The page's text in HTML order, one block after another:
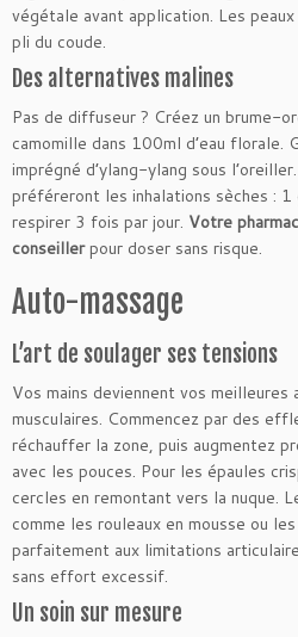
végétale avant application. Les
pli du coude.
Des alternatives malines
Pas de diffuseur ? Créez un brume-
camomille dans 100ml d’eau florale.
imprégné d’ylang-ylang sous
préféreront les inhalations sèches : 1
respirer 3 fois par jour. Votre
conseillerpour doser sans risque.
Auto-massage
L’art de soulager ses tensions
Vos mains deviennent vos
musculaires. Commencez par des
réchauffer la zone, puis augmentez
avec les pouces. Pour les épaules
cercles en remontant vers la nuque.
comme les rouleaux en mousse ou
parfaitement aux limitations
sans effort excessif.
Un soin sur mesure